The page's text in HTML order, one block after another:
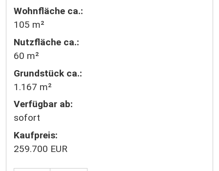
Wohnfläche ca.:
105 m²
Nutzfläche ca.:
60 m²
Grund­stück ca.:
1.167 m²
Verfügbar ab:
sofort
Kaufpreis:
259.700 EUR